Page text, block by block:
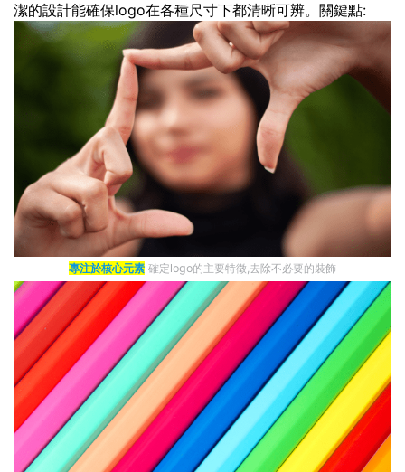
潔的設計能確保logo在各種尺寸下都清晰可辨。關鍵點:
專注於核心元素 確定logo的主要特徵,去除不必要的裝飾